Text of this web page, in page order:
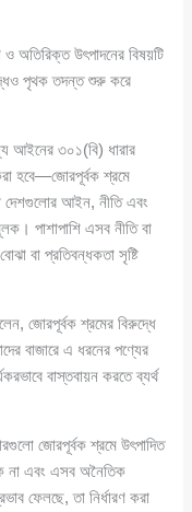
অতিরিক্ত উৎপাদনের বিষয়টি
পৃথক তদন্ত শুরু করে
আইনের ৩০১(বি) ধারার
হবে—জোরপূর্বক শ্রমে
দেশগুলোর আইন, নীতি এবং
পাশাপাশি এসব নীতি বা
বা প্রতিবন্ধকতা সৃষ্টি
জোরপূর্বক শ্রমের বিরুদ্ধে
বাজারে এ ধরনের পণ্যের
বাস্তবায়ন করতে ব্যর্থ
জোরপূর্বক শ্রমে উৎপাদিত
না এবং এসব অনৈতিক
ফেলছে, তা নির্ধারণ করা